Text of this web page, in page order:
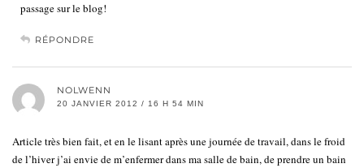
passage sur le blog!
RÉPONDRE
NOLWENN
20 JANVIER 2012 / 16 H 54 MIN
Article très bien fait, et en le lisant après une journée de travail, dans le froid
de l’hiver j’ai envie de m’enfermer dans ma salle de bain, de prendre un bain